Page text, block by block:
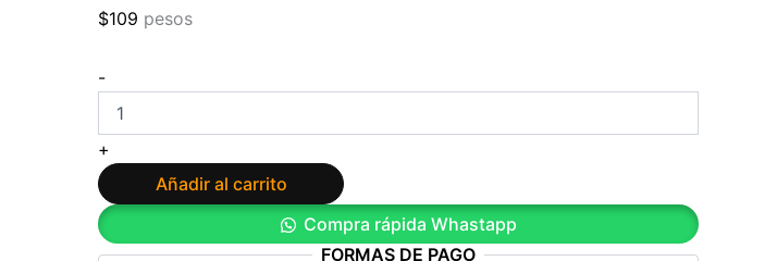
$109 pesos
-
mis
ancestros!:
El
legado
transgeneracional
y
lazos
+
Añadir al carrito
Compra rápida Whastapp
FORMAS DE PAGO